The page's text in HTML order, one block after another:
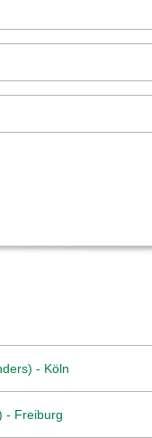
- Köln
- Freiburg